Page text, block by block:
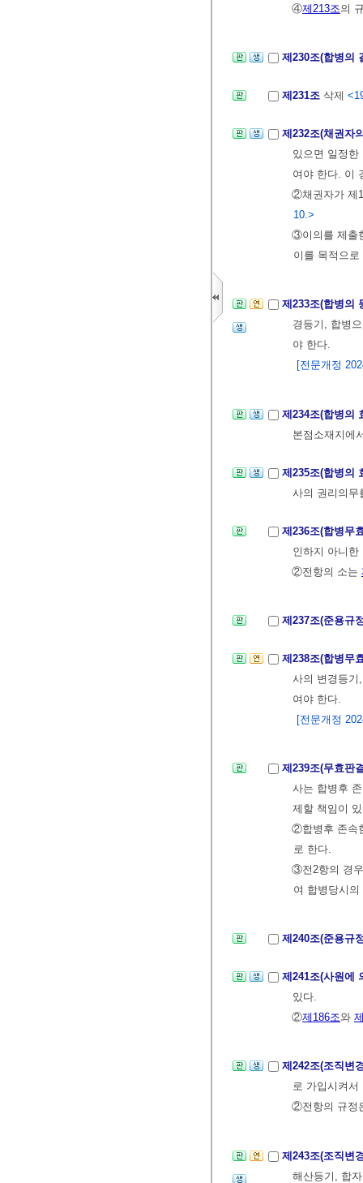
④제213조의
제230조(합병의
제231조 삭제
제232조(채권자
있으면 일정
여야 한다. 이
②채권자가 제
10.>
③이의를 제출
이를 목적으
제233조(합병의
경등기, 합병
야 한다.
[전문개정
제234조(합병의
본점소재지에
제235조(합병의
사의 권리의무
제236조(합병무
인하지 아니
②전항의 소는
제237조(준용규
제238조(합병무
사의 변경등기
여야 한다.
[전문개정
제239조(무효판
사는 합병후
제할 책임이
②합병후 존속
로 한다.
③전2항의 경
여 합병당시
제240조(준용규
제241조(사원에
있다.
②제186조와
제242조(조직변
로 가입시켜
②전항의 규정
제243조(조직변
해산등기, 합